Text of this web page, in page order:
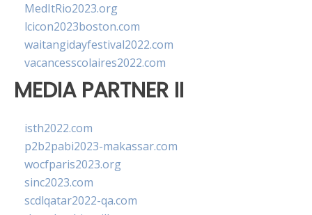
MedItRio2023.org
lcicon2023boston.com
waitangidayfestival2022.com
vacancesscolaires2022.com
MEDIA PARTNER II
isth2022.com
p2b2pabi2023-makassar.com
wocfparis2023.org
sinc2023.com
scdlqatar2022-qa.com